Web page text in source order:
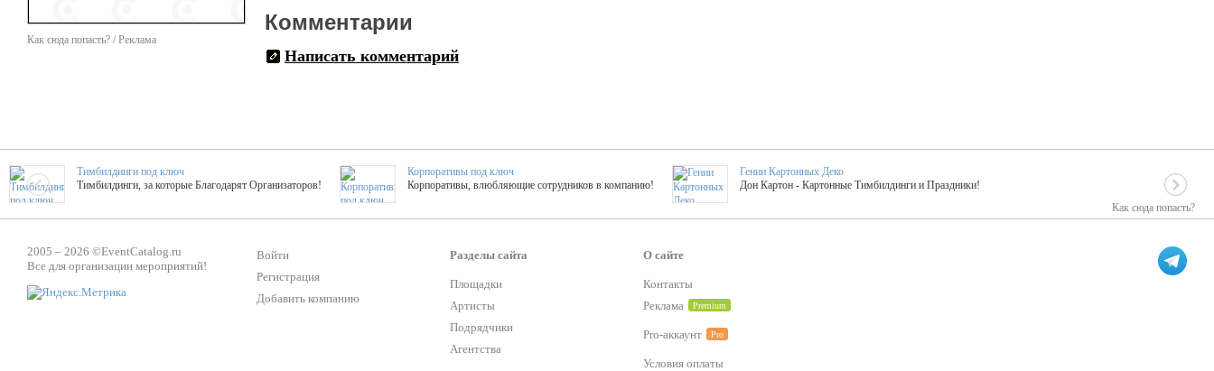
Как сюда попасть? / Реклама
Комментарии
Написать комментарий
Как сюда попасть?
Тимбилдинги под ключ
Тимбилдинги, за которые Благодарят Организаторов!
Корпоративы под ключ
Корпоративы, влюбляющие сотрудников в компанию!
Гении Картонных Деко
Дон Картон - Картонные Тимбилдинги и Праздники!
ТОПовые мастер-классы на мероприятие! Гибкие цены!
Более 420 мастер-классов на выезде на мероприятие!
Мастер-классы
ТОП 25 активностей! Смета за 15 минут!
Букинг компания №1
2005 – 2026 ©EventCatalog.ru
Все для организации мероприятий!
Войти
Регистрация
Добавить компанию
Разделы сайта
Площадки
Артисты
Подрядчики
Агентства
О сайте
Контакты
Реклама
Premium
Pro-аккаунт Pro
Условия оплаты